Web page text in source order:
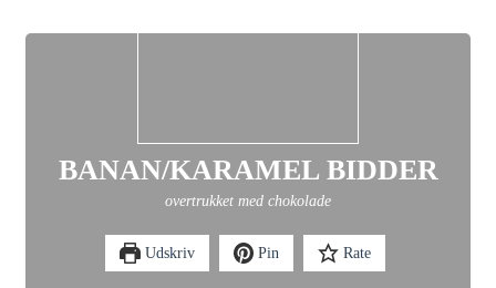
BANAN/KARAMEL BIDDER
overtrukket med chokolade
Udskriv Pin Rate